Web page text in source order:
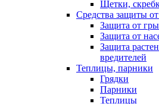
Щетки,
Средства защиты
Защита от
Защита от
Защита
вредителей
Теплицы, парники
Грядки
Парники
Теплицы